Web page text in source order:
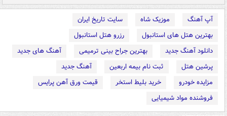
آپ آهنگ موزیک شاه
سایت تاریخ ایران
بهترین هتل های استانبول
رزرو هتل استانبول
دانلود آهنگ جدید
بهترین جراح بینی ترمیمی
آهنگ های جدید
پرشین هتل
ثبت نام بیمه اربعین
آهنگ جدید
مزایده خودرو
خرید بلیط استخر
قیمت ورق آهن پرایس
فروشنده مواد شیمیایی